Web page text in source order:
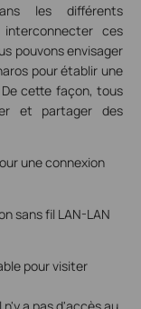
les différents
ces
pouvons envisager
pour établir une
cette façon, tous
et partager des
une connexion
sans fil LAN-LAN
pour visiter
a pas d'accès au